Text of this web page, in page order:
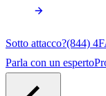
Sotto attacco?(844)
Parla con un esperto